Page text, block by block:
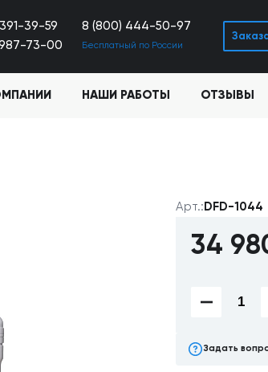
39-59
8 (800) 444-50-97
987-73-00
Бесплатный по России
НАШИ РАБОТЫ ОТЗЫВЫ
Арт.: DFD-1044
34
Задать